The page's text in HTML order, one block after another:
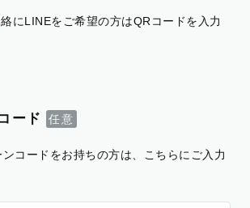
にLINEをご希望の方はQRコードを入力
ード
コードをお持ちの方は、こちらにご入力